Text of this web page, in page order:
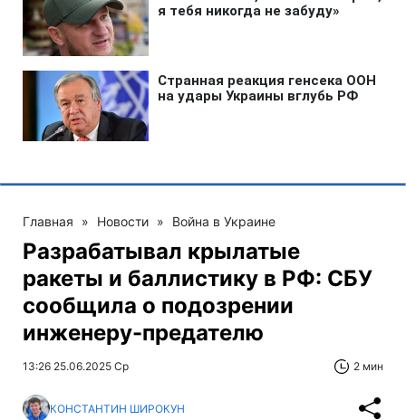
Главная » Новости » Война в Украине
Разрабатывал крылатые
ракеты и баллистику в РФ: СБУ
сообщила о подозрении
инженеру-предателю
13:26 25.06.2025 Ср 2 мин
КОНСТАНТИН ШИРОКУН